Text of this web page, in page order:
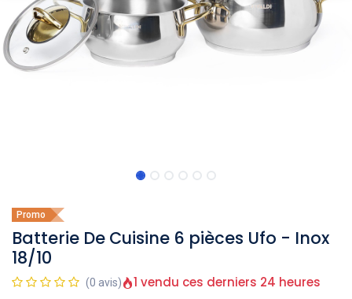
Promo
Batterie De Cuisine 6 pièces Ufo - Inox
18/10
(0 avis) 1 vendu ces derniers 24 heures